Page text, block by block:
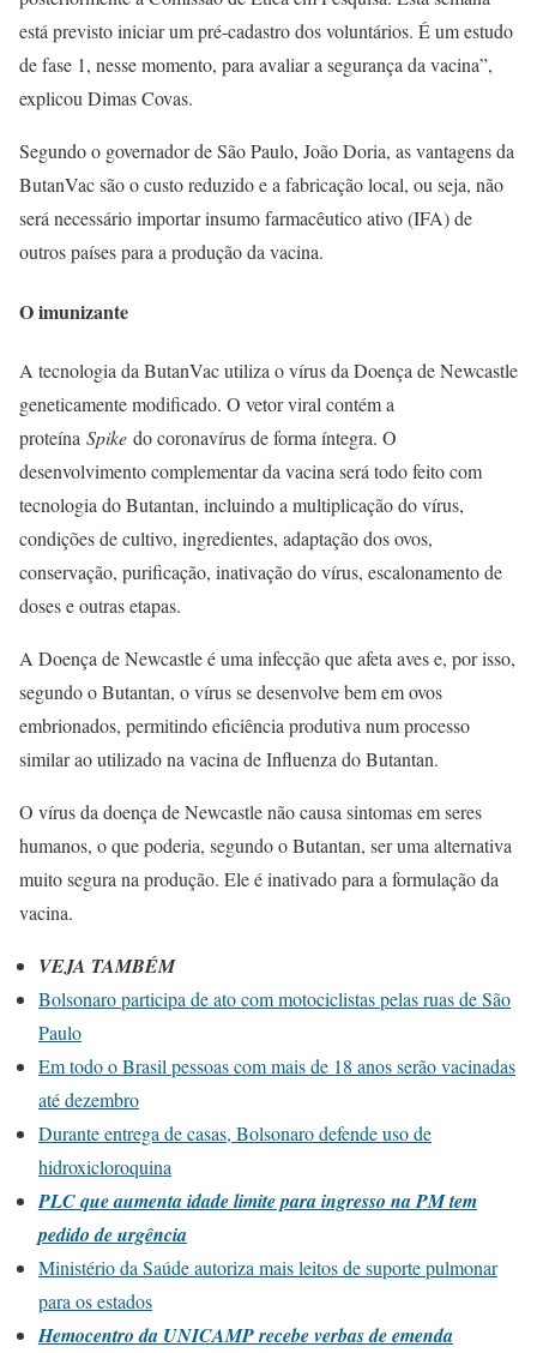
está previsto iniciar um pré-cadastro dos voluntários. É um estudo
de fase 1, nesse momento, para avaliar a segurança da vacina”,
explicou Dimas Covas.
Segundo o governador de São Paulo, João Doria, as vantagens da
ButanVac são o custo reduzido e a fabricação local, ou seja, não
será necessário importar insumo farmacêutico ativo (IFA) de
outros países para a produção da vacina.
O imunizante
A tecnologia da ButanVac utiliza o vírus da Doença de Newcastle
geneticamente modificado. O vetor viral contém a
proteína Spike do coronavírus de forma íntegra. O
desenvolvimento complementar da vacina será todo feito com
tecnologia do Butantan, incluindo a multiplicação do vírus,
condições de cultivo, ingredientes, adaptação dos ovos,
conservação, purificação, inativação do vírus, escalonamento de
doses e outras etapas.
A Doença de Newcastle é uma infecção que afeta aves e, por isso,
segundo o Butantan, o vírus se desenvolve bem em ovos
embrionados, permitindo eficiência produtiva num processo
similar ao utilizado na vacina de Influenza do Butantan.
O vírus da doença de Newcastle não causa sintomas em seres
humanos, o que poderia, segundo o Butantan, ser uma alternativa
muito segura na produção. Ele é inativado para a formulação da
vacina.
VEJA TAMBÉM
Bolsonaro participa de ato com motociclistas pelas ruas de São
Paulo
Em todo o Brasil pessoas com mais de 18 anos serão vacinadas
até dezembro
Durante entrega de casas, Bolsonaro defende uso de
hidroxicloroquina
PLC que aumenta idade limite para ingresso na PM tem
pedido de urgência
Ministério da Saúde autoriza mais leitos de suporte pulmonar
para os estados
Hemocentro da UNICAMP recebe verbas de emenda